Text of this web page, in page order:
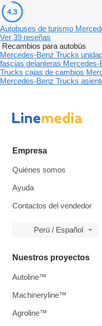
4.3
Autobuses de turismo
Ver 39 reseñas
Recambios para autobús
Mercedes-Benz Trucks
fascias delanteras Mercedes-
Trucks cajas de cambios
Mercedes-Benz Trucks
Empresa
Quiénes somos
Ayuda
Contactos del vendedor
Perú / Español
Nuestros proyectos
Autoline™
Machineryline™
Agroline™